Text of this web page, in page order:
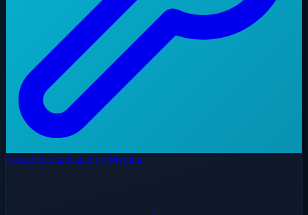
Soluções EspeciaisSob Medida